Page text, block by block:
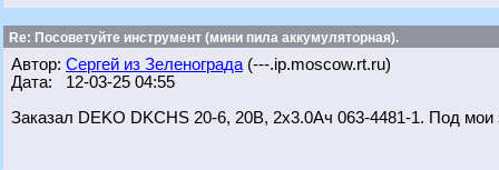
Re: Посоветуйте инструмент (мини пила аккумуляторная).
Автор: Сергей из Зеленограда (---.ip.moscow.rt.ru)
Дата: 12-03-25 04:55
Заказал DEKO DKCHS 20-6, 20В, 2x3.0Ач 063-4481-1. Под